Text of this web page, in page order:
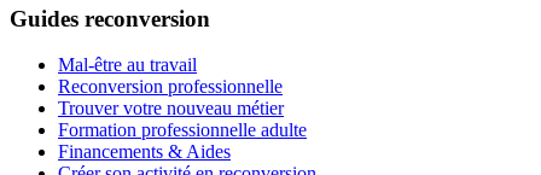
Guides reconversion
Mal-être au travail
Reconversion professionnelle
Trouver votre nouveau métier
Formation professionnelle adulte
Financements & Aides